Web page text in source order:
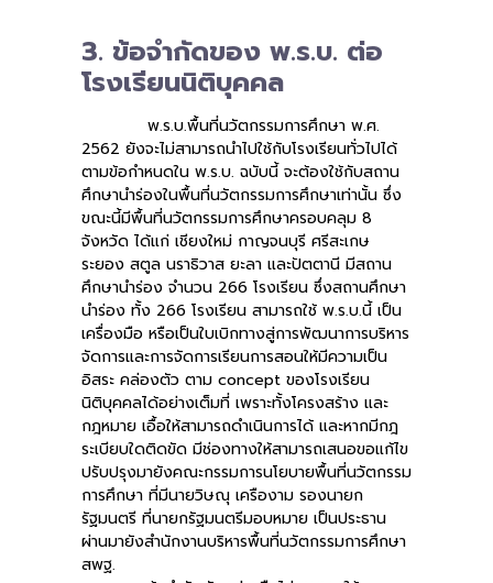
3. ข้อจำกัดของ พ.ร.บ. ต่อ
โรงเรียนนิติบุคคล
พ.ร.บ.พื้นที่นวัตกรรมการศึกษา พ.ศ.
2562 ยังจะไม่สามารถนำไปใช้กับโรงเรียนทั่วไปได้
ตามข้อกำหนดใน พ.ร.บ. ฉบับนี้ จะต้องใช้กับสถาน
ศึกษานำร่องในพื้นที่นวัตกรรมการศึกษาเท่านั้น ซึ่ง
ขณะนี้มีพื้นที่นวัตกรรมการศึกษาครอบคลุม 8
จังหวัด ได้แก่ เชียงใหม่ กาญจนบุรี ศรีสะเกษ
ระยอง สตูล นราธิวาส ยะลา และปัตตานี มีสถาน
ศึกษานำร่อง จำนวน 266 โรงเรียน ซึ่งสถานศึกษา
นำร่อง ทั้ง 266 โรงเรียน สามารถใช้ พ.ร.บ.นี้ เป็น
เครื่องมือ หรือเป็นใบเบิกทางสู่การพัฒนาการบริหาร
จัดการและการจัดการเรียนการสอนให้มีความเป็น
อิสระ คล่องตัว ตาม concept ของโรงเรียน
นิติบุคคลได้อย่างเต็มที่ เพราะทั้งโครงสร้าง และ
กฎหมาย เอื้อให้สามารถดำเนินการได้ และหากมีกฎ
ระเบียบใดติดขัด มีช่องทางให้สามารถเสนอขอแก้ไข
ปรับปรุงมายังคณะกรรมการนโยบายพื้นที่นวัตกรรม
การศึกษา ที่มีนายวิษณุ เครืองาม รองนายก
รัฐมนตรี ที่นายกรัฐมนตรีมอบหมาย เป็นประธาน
ผ่านมายังสำนักงานบริหารพื้นที่นวัตกรรมการศึกษา
สพฐ.